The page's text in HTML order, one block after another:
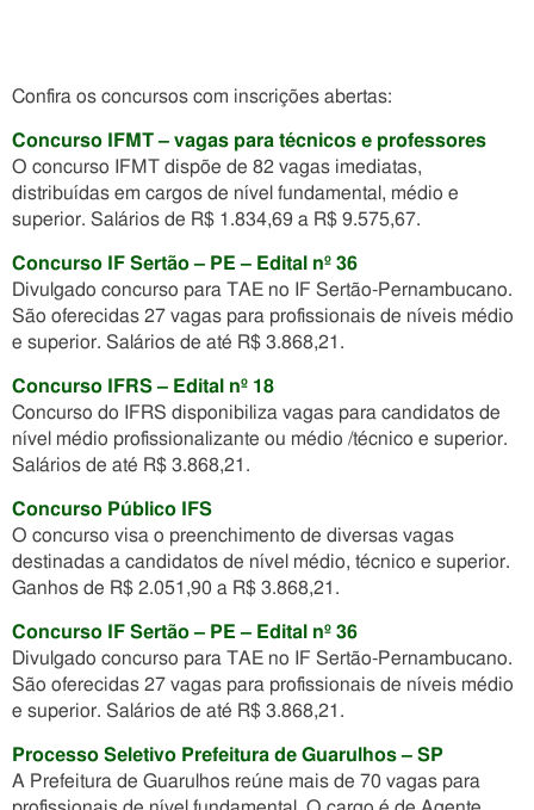
Confira os concursos com inscrições abertas:
Concurso IFMT – vagas para técnicos e professores
O concurso IFMT dispõe de 82 vagas imediatas,
distribuídas em cargos de nível fundamental, médio e
superior. Salários de R$ 1.834,69 a R$ 9.575,67.
Concurso IF Sertão – PE – Edital nº 36
Divulgado concurso para TAE no IF Sertão-Pernambucano.
São oferecidas 27 vagas para profissionais de níveis médio
e superior. Salários de até R$ 3.868,21.
Concurso IFRS – Edital nº 18
Concurso do IFRS disponibiliza vagas para candidatos de
nível médio profissionalizante ou médio /técnico e superior.
Salários de até R$ 3.868,21.
Concurso Público IFS
O concurso visa o preenchimento de diversas vagas
destinadas a candidatos de nível médio, técnico e superior.
Ganhos de R$ 2.051,90 a R$ 3.868,21.
Concurso IF Sertão – PE – Edital nº 36
Divulgado concurso para TAE no IF Sertão-Pernambucano.
São oferecidas 27 vagas para profissionais de níveis médio
e superior. Salários de até R$ 3.868,21.
Processo Seletivo Prefeitura de Guarulhos – SP
A Prefeitura de Guarulhos reúne mais de 70 vagas para